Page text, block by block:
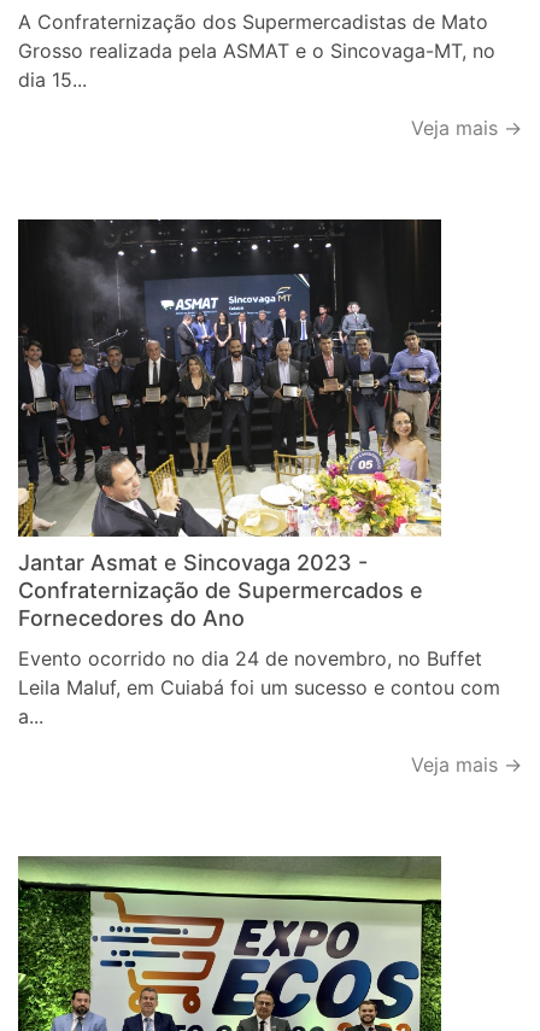
A Confraternização dos Supermercadistas de Mato
Grosso realizada pela ASMAT e o Sincovaga-MT, no
dia 15...
Veja mais →
Jantar Asmat e Sincovaga 2023 -
Confraternização de Supermercados e
Fornecedores do Ano
Evento ocorrido no dia 24 de novembro, no Buffet
Leila Maluf, em Cuiabá foi um sucesso e contou com
a...
Veja mais →